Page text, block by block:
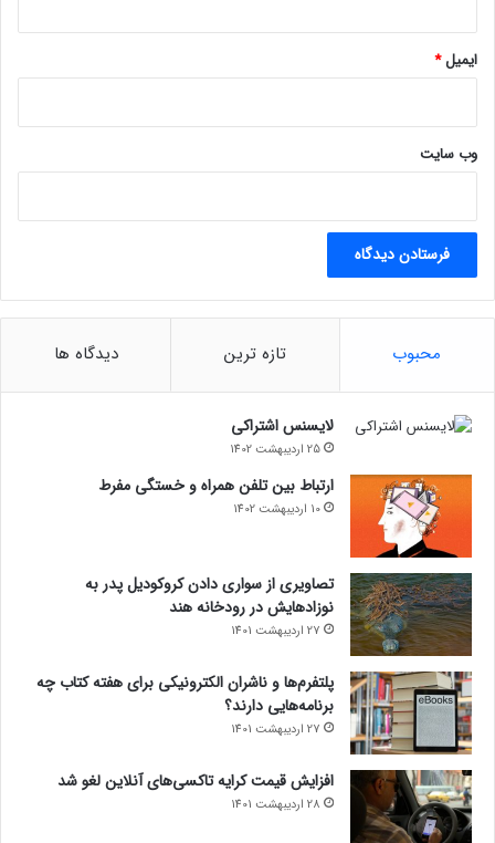
ایمیل*
وب‌ سایت
محبوب تازه ترین دیدگاه ها
لایسنس اشتراکی
25 اردیبهشت 1402
ارتباط بین تلفن همراه و خستگی مفرط
10 اردیبهشت 1402
تصاویری از سواری دادن کروکودیل پدر به
نوزادهایش در رودخانه هند
27 اردیبهشت 1401
پلتفرم‌ها و ناشران الکترونیکی برای هفته کتاب چه
برنامه‌هایی دارند؟
27 اردیبهشت 1401
افزایش قیمت کرایه تاکسی‌های آنلاین لغو شد
28 اردیبهشت 1401